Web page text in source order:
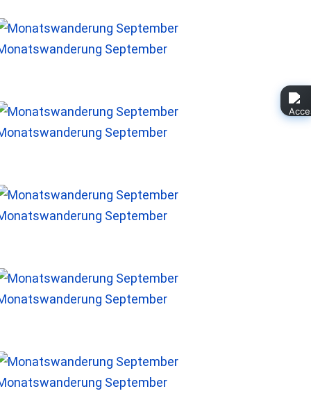
September
September
September
September
September